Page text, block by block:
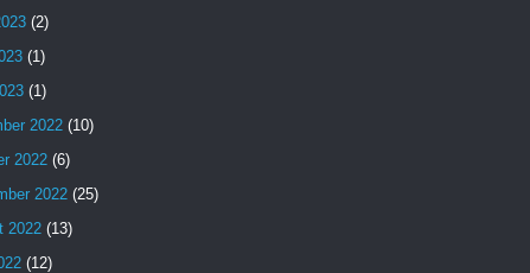
(2)
(1)
(1)
2022 (10)
2022 (6)
2022 (25)
2022 (13)
(12)